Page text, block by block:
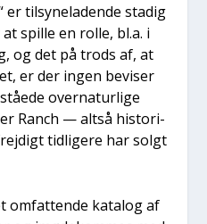
til­sy­ne­la­den­de sta­dig
spil­le en rol­le, bl.a. i
og det på trods af, at
er der ingen bevi­ser
over­na­tur­li­ge
Ranch — alt­så histo­ri­
tid­li­ge­re har solgt
omfat­ten­de kata­log af